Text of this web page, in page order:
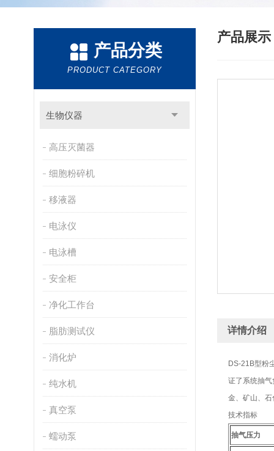
产品分类
PRODUCT CATEGORY
生物仪器
高压灭菌器
细胞粉碎机
移液器
电泳仪
电泳槽
安全柜
净化工作台
脂肪测试仪
消化炉
纯水机
真空泵
蠕动泵
产品展示
详情介绍
DS-21B型粉
证了系统抽
金、矿山、
技术指标
抽气压力